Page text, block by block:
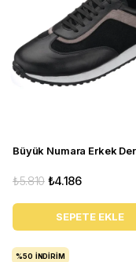
₺4.186
₺5.810
SEPETE EKLE
%50 İNDIRIM